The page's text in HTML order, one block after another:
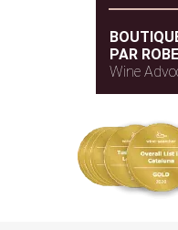
PAR
Wine